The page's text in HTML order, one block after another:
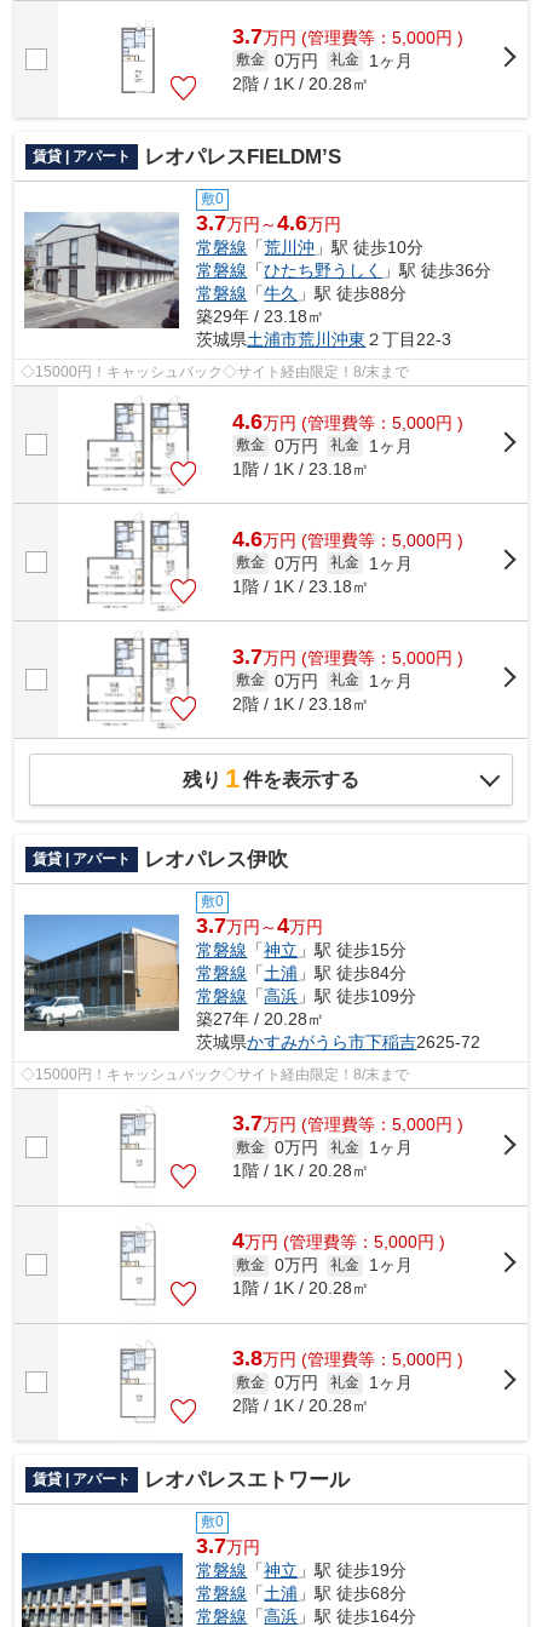
3.7万円 (管理費等：5,000円 )
敷金 0万円 礼金
1ヶ月
2階 / 1K / 20.28㎡
賃貸 | アパート レオパレスFIELDM’S
敷0
3.7万円～4.6万円
常磐線 「荒川沖 」駅 徒歩10分
常磐線 「ひたち野うしく
」駅 徒歩36分
常磐線 「牛久 」駅 徒歩88分
築29年 / 23.18㎡
茨城県土浦市荒川沖東 ２丁目22-3
◇15000円！キャッシュバック◇サイト経由限定！8/末まで
4.6万円 (管理費等：5,000円 )
敷金 0万円 礼金
1ヶ月
1階 / 1K / 23.18㎡
4.6万円 (管理費等：5,000円 )
敷金 0万円 礼金
1ヶ月
1階 / 1K / 23.18㎡
3.7万円 (管理費等：5,000円 )
敷金 0万円 礼金
1ヶ月
2階 / 1K / 23.18㎡
残り 1件を表示する
賃貸 | アパート レオパレス伊吹
敷0
3.7万円～4万円
常磐線 「神立 」駅 徒歩15分
常磐線 「土浦 」駅 徒歩84分
常磐線 「高浜 」駅 徒歩109分
築27年 / 20.28㎡
茨城県かすみがうら市下稲吉2625-72
◇15000円！キャッシュバック◇サイト経由限定！8/末まで
3.7万円 (管理費等：5,000円 )
敷金 0万円 礼金
1ヶ月
1階 / 1K / 20.28㎡
4万円 (管理費等：5,000円 )
敷金 0万円 礼金
1ヶ月
1階 / 1K / 20.28㎡
3.8万円 (管理費等：5,000円 )
敷金 0万円 礼金
1ヶ月
2階 / 1K / 20.28㎡
賃貸 | アパート レオパレスエトワール
敷0
3.7万円
常磐線 「神立 」駅 徒歩19分
常磐線 「土浦 」駅 徒歩68分
常磐線 「高浜 」駅 徒歩164分